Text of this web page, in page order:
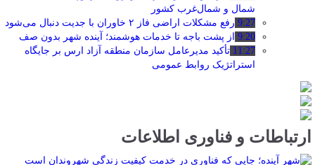
شمال و شمال‌غرب کشور
9:27 رفع مشکلات اراضی فاز ۲ خاوران با جدیت دنبال می‌شود
9:20 از پشت باجه تا خدمات هوشمند؛ آینده شهر بدون صف
11:27 تأکید مدیرعامل سازمان منطقه آزاد ارس بر جایگاه
استراتژیک روابط عمومی
ارتباطات و فناوری اطلاعات